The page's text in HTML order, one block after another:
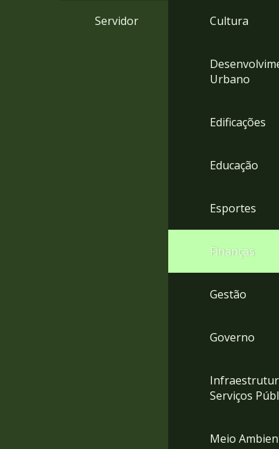
Servidor Cultura
Urbano
Edificações
Educação
Esportes
Finanças
Gestão
Governo
Serviços
Meio